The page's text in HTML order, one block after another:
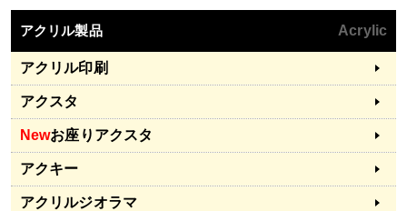
アクリル製品 Acrylic
アクリル印刷
アクスタ
Newお座りアクスタ
アクキー
アクリルジオラマ